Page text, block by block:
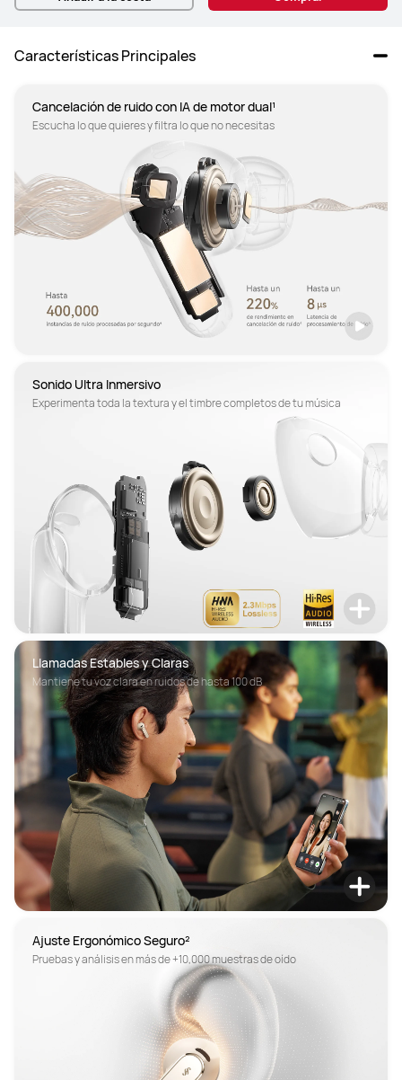
Características Principales
Cancelación de ruido con IA de motor dual¹
Escucha lo que quieres y filtra lo que no necesitas
Sonido Ultra Inmersivo
Experimenta toda la textura y el timbre completos de tu música
Llamadas Estables y Claras
Mantiene tu voz clara en ruidos de hasta 100 dB
Pruebas y análisis en más de +10,000 muestras de oído